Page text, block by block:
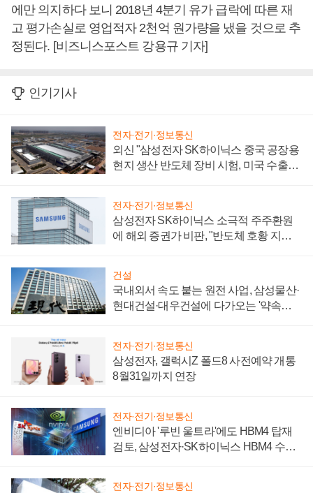
에만 의지하다 보니 2018년 4분기 유가 급락에 따른 재
고 평가손실로 영업적자 2천억 원가량을 냈을 것으로 추
정된다. [비즈니스포스트 강용규 기자]
인기기사
전자·전기·정보통신
외신 "삼성전자 SK하이닉스 중국 공장용
현지 생산 반도체 장비 시험, 미국 수출통
전자·전기·정보통신
삼성전자 SK하이닉스 소극적 주주환원
에 해외 증권가 비판, "반도체 호황 지속
건설
국내외서 속도 붙는 원전 사업, 삼성물산·
현대건설·대우건설에 다가오는 '약속의
전자·전기·정보통신
삼성전자, 갤럭시Z 폴드8 사전예약 개통
8월31일까지 연장
전자·전기·정보통신
엔비디아 '루빈 울트라'에도 HBM4 탑재
검토, 삼성전자·SK하이닉스 HBM4 수율
전자·전기·정보통신